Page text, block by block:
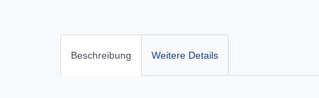
Beschreibung Weitere Details